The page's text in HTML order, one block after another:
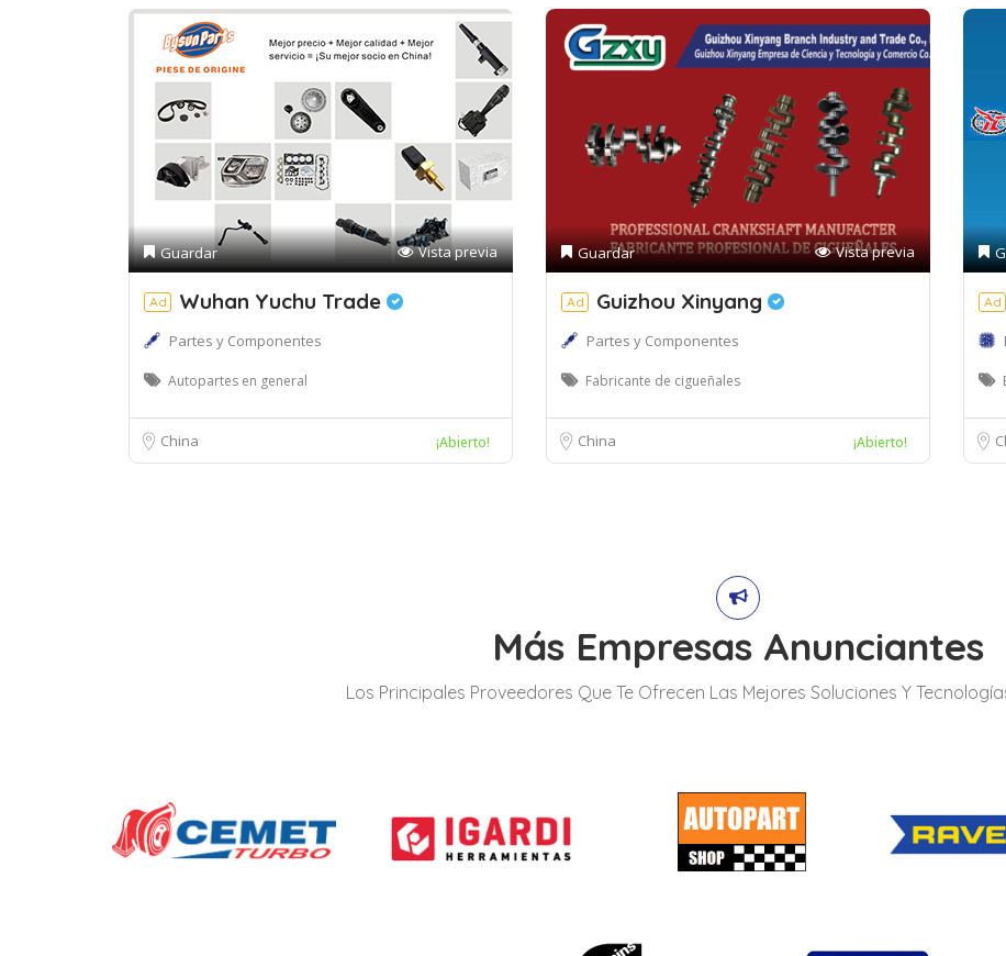
Guardar Vista previa
Ad Wuhan Yuchu Trade
Partes y Componentes
Autopartes en general
China ¡Abierto!
Guardar Vista previa
Ad Guizhou Xinyang
Partes y Componentes
Fabricante de cigueñales
China ¡Abierto!
Ad
Más Empresas Anunciantes
Los Principales Proveedores Que Te Ofrecen Las Mejores Soluciones Y